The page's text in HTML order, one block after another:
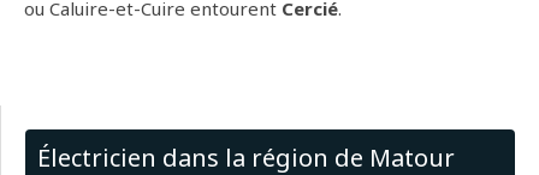
ou Caluire-et-Cuire entourent Cercié.
Électricien dans la région de Matour